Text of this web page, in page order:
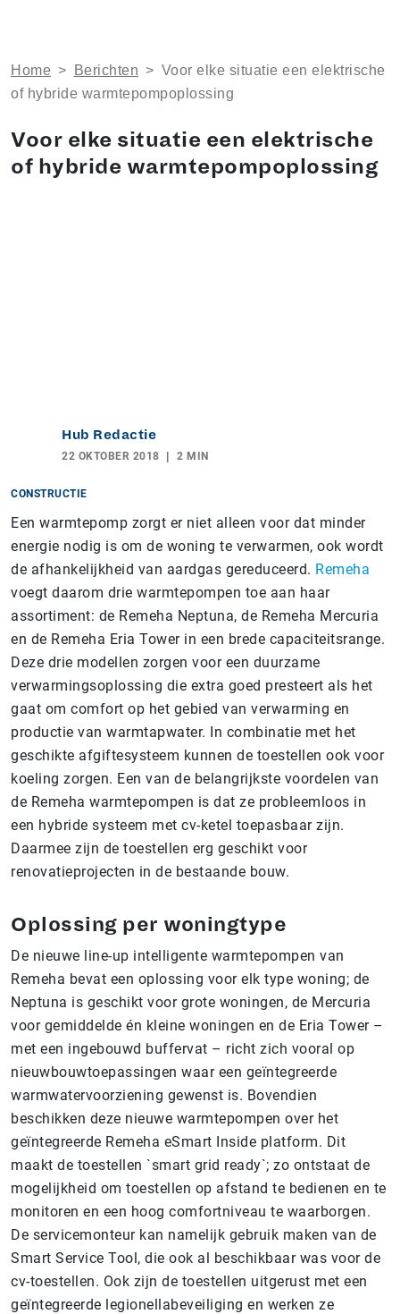
Home > Berichten > Voor elke situatie een elektrische
of hybride warmtepompoplossing
Voor elke situatie een elektrische
of hybride warmtepompoplossing
Hub Redactie
22 OKTOBER 2018 2 MIN
CONSTRUCTIE
Een warmtepomp zorgt er niet alleen voor dat minder
energie nodig is om de woning te verwarmen, ook wordt
de afhankelijkheid van aardgas gereduceerd. Remeha
voegt daarom drie warmtepompen toe aan haar
assortiment: de Remeha Neptuna, de Remeha Mercuria
en de Remeha Eria Tower in een brede capaciteitsrange.
Deze drie modellen zorgen voor een duurzame
verwarmingsoplossing die extra goed presteert als het
gaat om comfort op het gebied van verwarming en
productie van warmtapwater. In combinatie met het
geschikte afgiftesysteem kunnen de toestellen ook voor
koeling zorgen. Een van de belangrijkste voordelen van
de Remeha warmtepompen is dat ze probleemloos in
een hybride systeem met cv-ketel toepasbaar zijn.
Daarmee zijn de toestellen erg geschikt voor
renovatieprojecten in de bestaande bouw.
Oplossing per woningtype
De nieuwe line-up intelligente warmtepompen van
Remeha bevat een oplossing voor elk type woning; de
Neptuna is geschikt voor grote woningen, de Mercuria
voor gemiddelde én kleine woningen en de Eria Tower –
met een ingebouwd buffervat – richt zich vooral op
nieuwbouwtoepassingen waar een geïntegreerde
warmwatervoorziening gewenst is. Bovendien
beschikken deze nieuwe warmtepompen over het
geïntegreerde Remeha eSmart Inside platform. Dit
maakt de toestellen `smart grid ready`; zo ontstaat de
mogelijkheid om toestellen op afstand te bedienen en te
monitoren en een hoog comfortniveau te waarborgen.
De servicemonteur kan namelijk gebruik maken van de
Smart Service Tool, die ook al beschikbaar was voor de
cv-toestellen. Ook zijn de toestellen uitgerust met een
geïntegreerde legionellabeveiliging en werken ze